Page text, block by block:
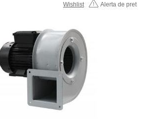
Wishlist
Alerta de pret